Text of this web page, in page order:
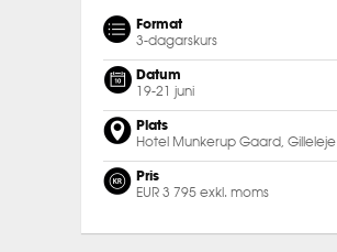
Format
3-dagarskurs
Datum
19-21 juni
Plats
Hotel Munkerup Gaard, Gilleleje
Pris
EUR 3 795 exkl. moms